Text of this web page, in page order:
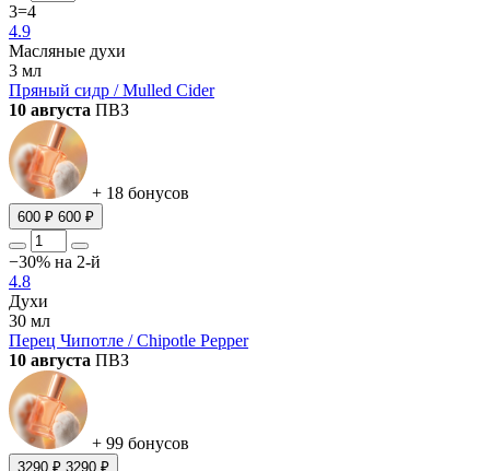
3=4
4.9
Масляные духи
3 мл
Пряный сидр / Mulled Cider
10 августа ПВЗ
+ 18 бонусов
600 ₽ 600 ₽
−30% на 2-й
4.8
Духи
30 мл
Перец Чипотле / Chipotle Pepper
10 августа ПВЗ
+ 99 бонусов
3290 ₽ 3290 ₽